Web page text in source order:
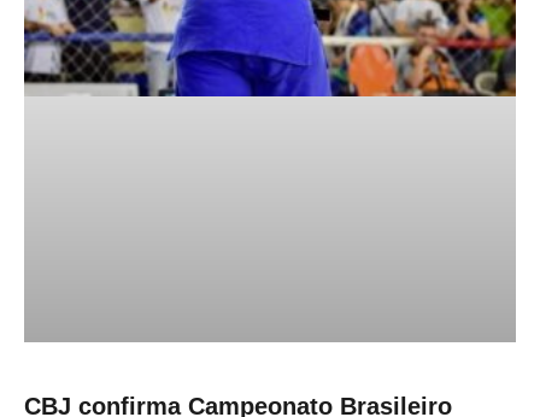
CBJ confirma Campeonato Brasileiro